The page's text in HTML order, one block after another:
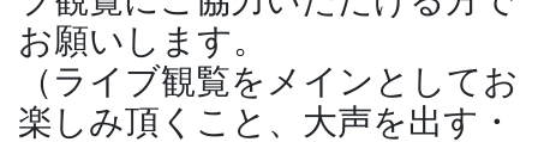
お願いします。
（ライブ観覧をメインとしてお
楽しみ頂くこと、大声を出す・